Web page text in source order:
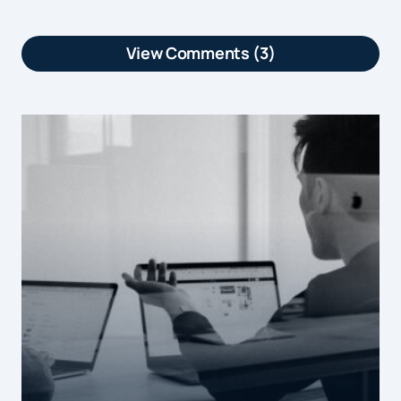
View Comments (3)
spécialisés et sectoriels, en réponse à
des besoins et attentes spécifiques des
internautes. Chacun est aujourd’hui
membre de plusieurs réseaux ce qui
représente une véritable opportunité
pour les marques. 53% des
consommateurs français indiquent en
effet qu’ils seraient plus enclins à
interagir avec une marque si …read
more […]
Les 8 grandes tendances digitales selon Microsoft |